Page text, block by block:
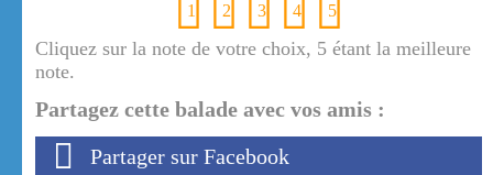
1 2 3 4 5
Cliquez sur la note de votre choix, 5 étant la meilleure
note.
Partagez cette balade avec vos amis :
Partager sur Facebook